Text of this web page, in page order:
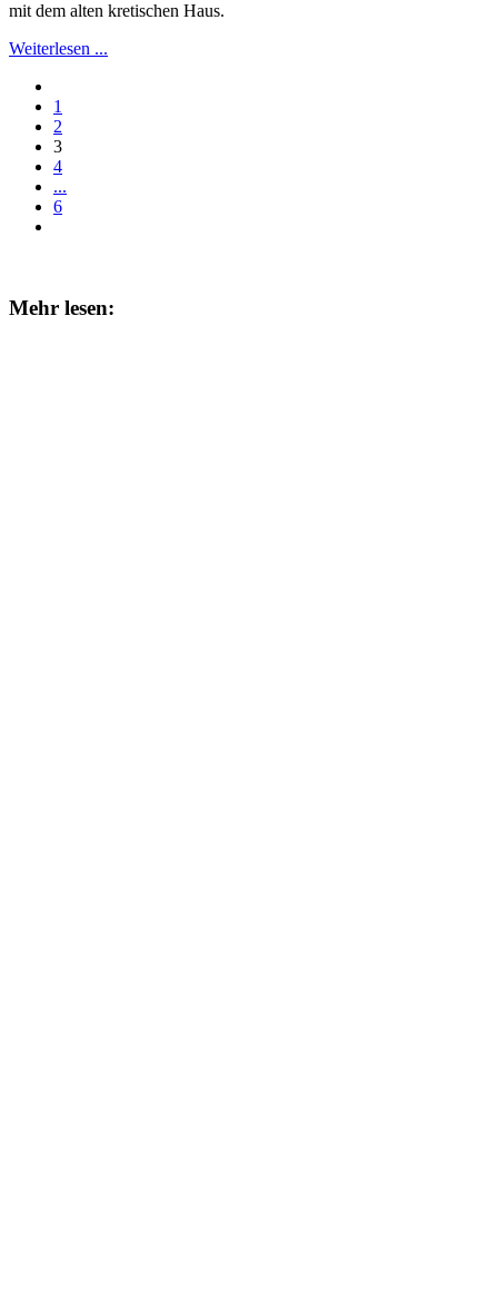
mit dem alten kretischen Haus.
Weiterlesen ...
1
2
3
4
...
6
Mehr lesen: